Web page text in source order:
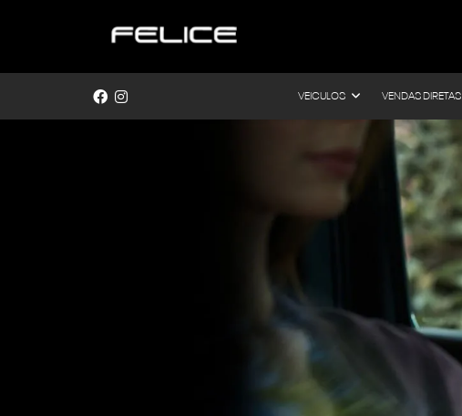
VEICULOS VENDAS DIRETAS